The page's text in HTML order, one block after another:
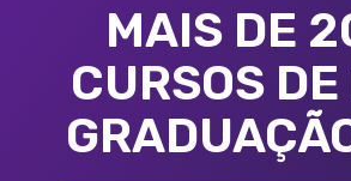
MAIS DE
CURSOS